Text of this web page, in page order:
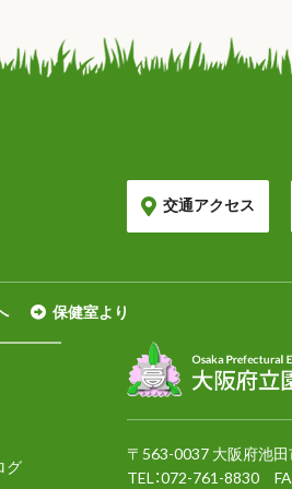
保健室より
グ
交通アクセス
〒563-0037 大阪府池
TEL：072-761-8830